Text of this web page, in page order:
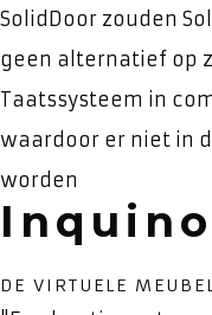
SolidDoor zouden
geen alternatief op
Taatssysteem in
waardoor er niet in
worden
Inquino
DE VIRTUELE